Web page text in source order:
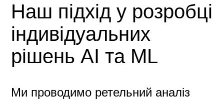
Наш підхід у розробці
індивідуальних
рішень AI та ML
Ми проводимо ретельний аналіз